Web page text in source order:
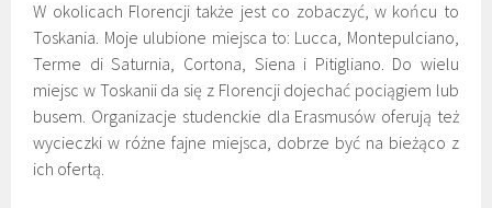
W okolicach Florencji także jest co zobaczyć, w końcu to
Toskania. Moje ulubione miejsca to: Lucca, Montepulciano,
Terme di Saturnia, Cortona, Siena i Pitigliano. Do wielu
miejsc w Toskanii da się z Florencji dojechać pociągiem lub
busem. Organizacje studenckie dla Erasmusów oferują też
wycieczki w różne fajne miejsca, dobrze być na bieżąco z
ich ofertą.